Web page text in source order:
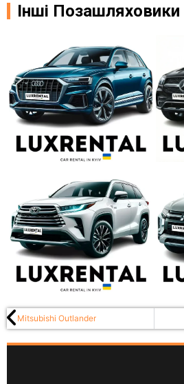
Інші Позашляховики
Mitsubishi Outlander